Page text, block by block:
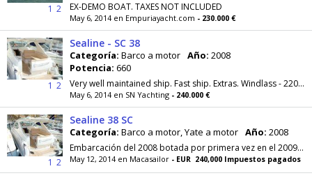
1 2 EX-DEMO BOAT. TAXES NOT INCLUDED
May 6, 2014 en Empuriayacht.com - 230.000 €
1 2
Sealine - SC 38
Categoría: Barco a motor Año: 2008
Potencia: 660
Very well maintained ship. Fast ship. Extras. Windlass - 220 Volts - 12 Volts - Echo Sounder - GPS - Autopilot - Sounder - Radar - VHF - Compass...
May 6, 2014 en SN Yachting - 240.000 €
1 2
Sealine 38 SC
Categoría: Barco a motor, Yate a motor Año: 2008
Embarcación del 2008 botada por primera vez en el 2009. Lleva Soft Top electrico.
May 12, 2014 en Macasailor - EUR 240,000 Impuestos pagados